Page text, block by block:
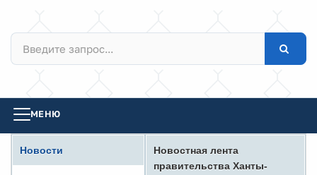
МЕНЮ
Новости
Новостная лента
правительства Ханты-